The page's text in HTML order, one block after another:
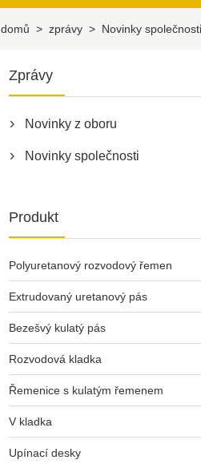
domů > zprávy > Novinky společnosti
Zprávy
 Novinky z oboru
 Novinky společnosti
Produkt
Polyuretanový rozvodový řemen
Extrudovaný uretanový pás
Bezešvý kulatý pás
Rozvodová kladka
Řemenice s kulatým řemenem
V kladka
Upínací desky